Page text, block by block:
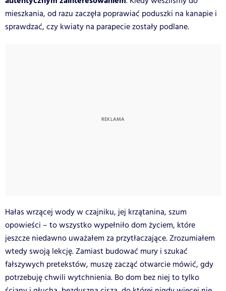
mieszkania, od razu zaczęła poprawiać poduszki na kanapie i
sprawdzać, czy kwiaty na parapecie zostały podlane.
Hałas wrzącej wody w czajniku, jej krzątanina, szum
opowieści – to wszystko wypełniło dom życiem, które
jeszcze niedawno uważałem za przytłaczające. Zrozumiałem
wtedy swoją lekcję. Zamiast budować mury i szukać
fałszywych pretekstów, muszę zacząć otwarcie mówić, gdy
potrzebuję chwili wytchnienia. Bo dom bez niej to tylko